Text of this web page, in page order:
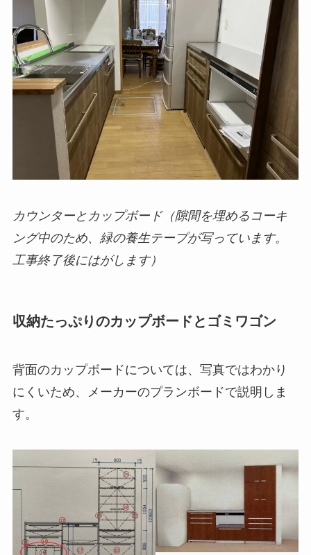
カウンターとカップボード（隙間を埋めるコーキ
ング中のため、緑の養生テープが写っています。
工事終了後にはがします）
収納たっぷりのカップボードとゴミワゴン
背面のカップボードについては、写真ではわかり
にくいため、メーカーのプランボードで説明しま
す。